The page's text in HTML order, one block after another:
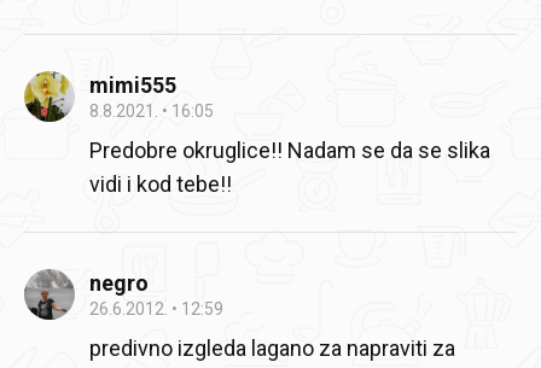
mimi555
8.8.2021. 16:05
Predobre okruglice!! Nadam se da se slika
vidi i kod tebe!!
negro
26.6.2012. 12:59
predivno izgleda lagano za napraviti za